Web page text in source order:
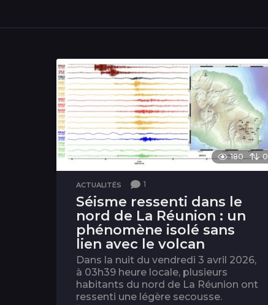
180 0
ACTUALITÉS 1
Séisme ressenti dans le
nord de La Réunion : un
phénomène isolé sans
lien avec le volcan
Dans la nuit du vendredi 3 avril 2026,
à 03h39 heure locale, plusieurs
habitants du nord de La Réunion ont
ressenti une légère secousse.